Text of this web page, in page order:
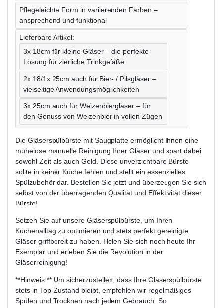
Pflegeleichte Form in variierenden Farben –
ansprechend und funktional
Lieferbare Artikel:
3x 18cm für kleine Gläser – die perfekte
Lösung für zierliche Trinkgefäße
2x 18/1x 25cm auch für Bier- / Pilsgläser –
vielseitige Anwendungsmöglichkeiten
3x 25cm auch für Weizenbiergläser – für
den Genuss von Weizenbier in vollen Zügen
Die Gläserspülbürste mit Saugplatte ermöglicht Ihnen eine
mühelose manuelle Reinigung Ihrer Gläser und spart dabei
sowohl Zeit als auch Geld. Diese unverzichtbare Bürste
sollte in keiner Küche fehlen und stellt ein essenzielles
Spülzubehör dar. Bestellen Sie jetzt und überzeugen Sie sich
selbst von der überragenden Qualität und Effektivität dieser
Bürste!
Setzen Sie auf unsere Gläserspülbürste, um Ihren
Küchenalltag zu optimieren und stets perfekt gereinigte
Gläser griffbereit zu haben. Holen Sie sich noch heute Ihr
Exemplar und erleben Sie die Revolution in der
Gläserreinigung!
**Hinweis:** Um sicherzustellen, dass Ihre Gläserspülbürste
stets in Top-Zustand bleibt, empfehlen wir regelmäßiges
Spülen und Trocknen nach jedem Gebrauch. So